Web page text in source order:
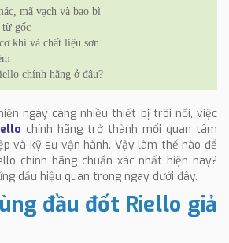
mã vạch và bao bì
từ gốc
khí và chất liệu sơn
chính hãng ở đâu?
ngày càng nhiều thiết bị trôi nổi, việc
chính hãng trở thành mối quan tâm
và kỹ sư vận hành. Vậy làm thế nào để
chính hãng chuẩn xác nhất hiện nay?
dấu hiệu quan trọng ngay dưới đây.
đầu đốt Riello giả